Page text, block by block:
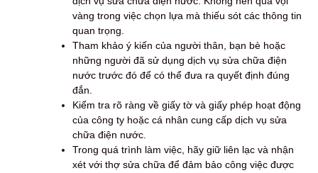
vàng trong việc chọn lựa mà thiếu sót các thông tin
quan trọng.
Tham khảo ý kiến của người thân, bạn bè hoặc
những người đã sử dụng dịch vụ sửa chữa điện
nước trước đó để có thể đưa ra quyết định đúng
đắn.
Kiểm tra rõ ràng về giấy tờ và giấy phép hoạt động
của công ty hoặc cá nhân cung cấp dịch vụ sửa
chữa điện nước.
Trong quá trình làm việc, hãy giữ liên lạc và nhận
xét với thợ sửa chữa để đảm bảo công việc được